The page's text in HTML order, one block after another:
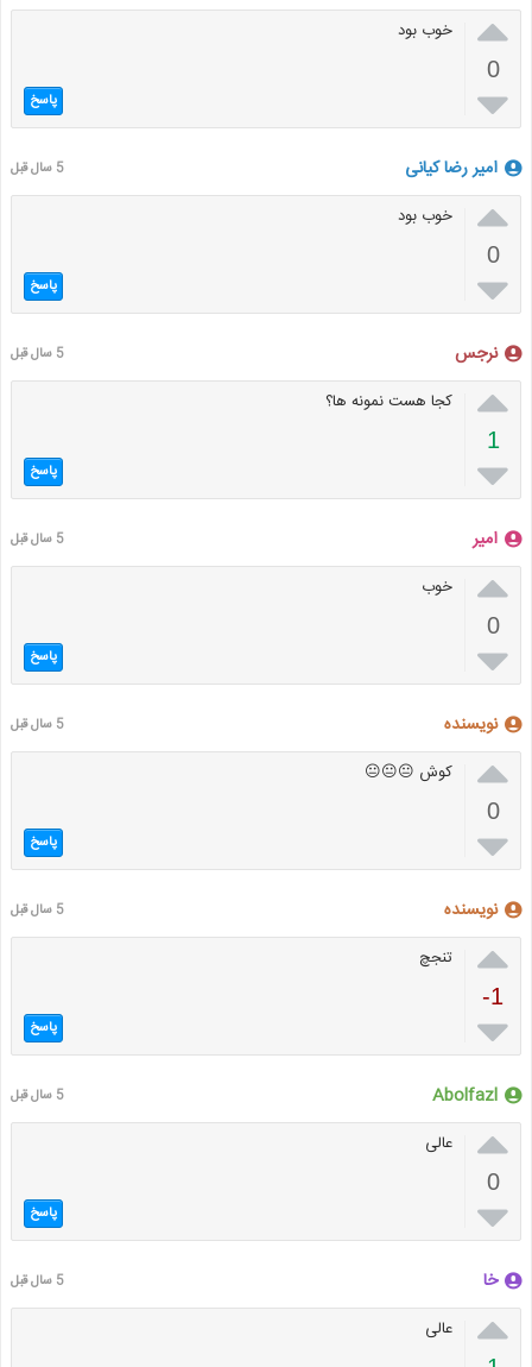

0

خوب بود
پاسخ
امیر رضا کیانی 5 سال قبل

0

خوب بود
پاسخ
نرجس 5 سال قبل

1

کجا هست نمونه ها؟
پاسخ
امیر 5 سال قبل

0

خوب
پاسخ
نویسنده 5 سال قبل

0

کوش 😐😐😐
پاسخ
نویسنده 5 سال قبل

-1

تنجچ
پاسخ
Abolfazl 5 سال قبل

0

عالی
پاسخ
خا 5 سال قبل
 عالی